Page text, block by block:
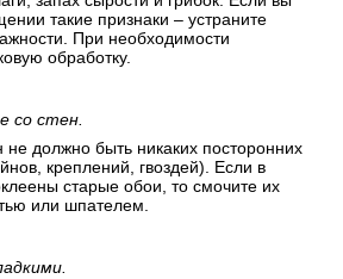
такие признаки – устраните
При необходимости
обработку.
со стен.
не должно быть никаких посторонних
креплений, гвоздей). Если в
старые обои, то смочите их
или шпателем.